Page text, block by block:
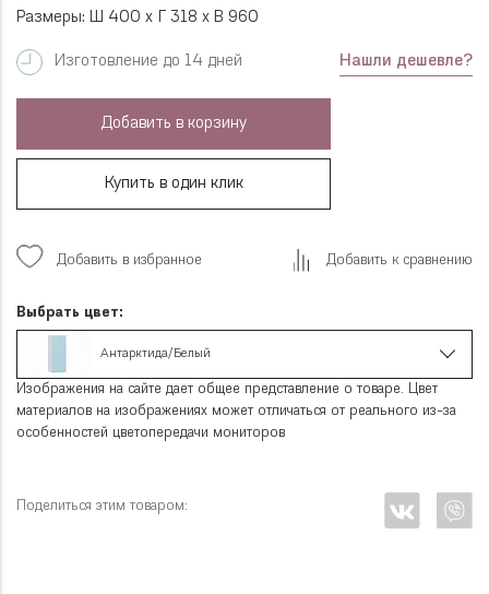
Размеры: Ш 400 x Г 318 x В 960
Изготовление до 14 дней Нашли дешевле?
Добавить в корзину
Купить в один клик
Добавить в избранное Добавить к сравнению
Выбрать цвет:
Антарктида/Белый
Изображения на сайте дает общее представление о товаре. Цвет
материалов на изображениях может отличаться от реального из-за
особенностей цветопередачи мониторов
Поделиться этим товаром: